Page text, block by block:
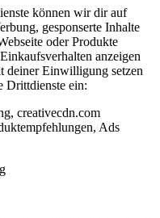
können wir dir auf
gesponserte Inhalte
oder Produkte
anzeigen
deiner Einwilligung setzen
Drittdienste ein:
creativecdn.com
Ads